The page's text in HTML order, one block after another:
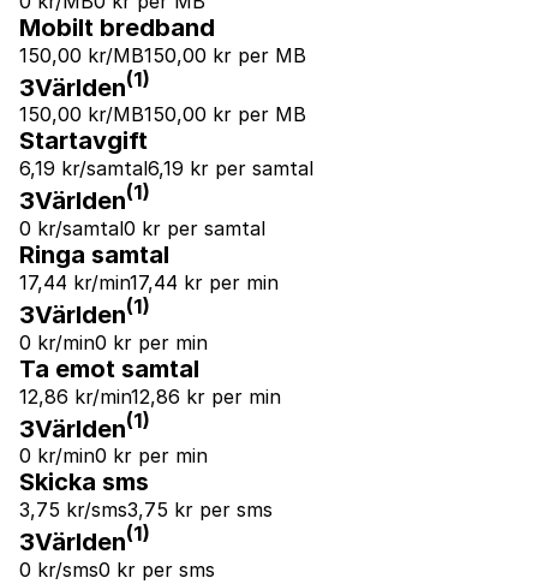
Mobilt bredband
150,00 kr/MB150,00 kr per MB
3Världen(1)
150,00 kr/MB150,00 kr per MB
Startavgift
6,19 kr/samtal6,19 kr per samtal
3Världen(1)
0 kr/samtal0 kr per samtal
Ringa samtal
17,44 kr/min17,44 kr per min
3Världen(1)
0 kr/min0 kr per min
Ta emot samtal
12,86 kr/min12,86 kr per min
3Världen(1)
0 kr/min0 kr per min
Skicka sms
3,75 kr/sms3,75 kr per sms
3Världen(1)
0 kr/sms0 kr per sms